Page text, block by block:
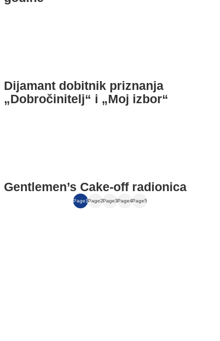
Dijamant dobitnik priznanja
„Dobročinitelj“ i „Moj izbor“
Gentlemen’s Cake‑off radionica
Page1Page2Page3Page4Page5